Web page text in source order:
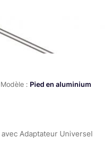
Modèle : Pied en aluminium
Adaptateur Universel